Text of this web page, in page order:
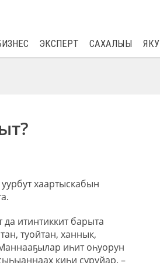
ЭКСПЕРТ САХАЛЫЫ
хаартыскабын
итинтиккит барыта
туойтан, ханнык,
иһит оһуорун
киһи суруйар. –